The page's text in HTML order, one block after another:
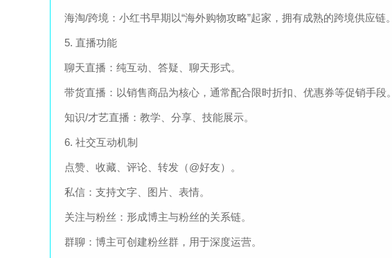
海淘/跨境：小红书早期以“海外购物攻略”起家，拥有成熟的跨境供应链。
5. 直播功能
聊天直播：纯互动、答疑、聊天形式。
带货直播：以销售商品为核心，通常配合限时折扣、优惠券等促销手段。
知识/才艺直播：教学、分享、技能展示。
6. 社交互动机制
点赞、收藏、评论、转发（@好友）。
私信：支持文字、图片、表情。
关注与粉丝：形成博主与粉丝的关系链。
群聊：博主可创建粉丝群，用于深度运营。